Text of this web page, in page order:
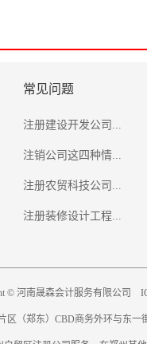
常见问题
注册建设开发公司...
注销公司这四种情...
注册农贸科技公司...
注册装修设计工程...
© 河南晟森会计服务有限公司
区（郑东）CBD商务外环与东